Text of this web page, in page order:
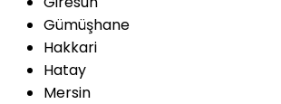
Gümüşhane
Hakkari
Hatay
Mersin